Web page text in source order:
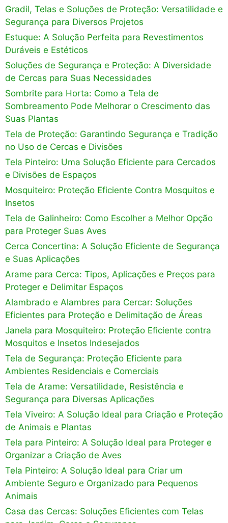
Gradil, Telas e Soluções de Proteção: Versatilidade e
Segurança para Diversos Projetos
Estuque: A Solução Perfeita para Revestimentos
Duráveis e Estéticos
Soluções de Segurança e Proteção: A Diversidade
de Cercas para Suas Necessidades
Sombrite para Horta: Como a Tela de
Sombreamento Pode Melhorar o Crescimento das
Suas Plantas
Tela de Proteção: Garantindo Segurança e Tradição
no Uso de Cercas e Divisões
Tela Pinteiro: Uma Solução Eficiente para Cercados
e Divisões de Espaços
Mosquiteiro: Proteção Eficiente Contra Mosquitos e
Insetos
Tela de Galinheiro: Como Escolher a Melhor Opção
para Proteger Suas Aves
Cerca Concertina: A Solução Eficiente de Segurança
e Suas Aplicações
Arame para Cerca: Tipos, Aplicações e Preços para
Proteger e Delimitar Espaços
Alambrado e Alambres para Cercar: Soluções
Eficientes para Proteção e Delimitação de Áreas
Janela para Mosquiteiro: Proteção Eficiente contra
Mosquitos e Insetos Indesejados
Tela de Segurança: Proteção Eficiente para
Ambientes Residenciais e Comerciais
Tela de Arame: Versatilidade, Resistência e
Segurança para Diversas Aplicações
Tela Viveiro: A Solução Ideal para Criação e Proteção
de Animais e Plantas
Tela para Pinteiro: A Solução Ideal para Proteger e
Organizar a Criação de Aves
Tela Pinteiro: A Solução Ideal para Criar um
Ambiente Seguro e Organizado para Pequenos
Animais
Casa das Cercas: Soluções Eficientes com Telas